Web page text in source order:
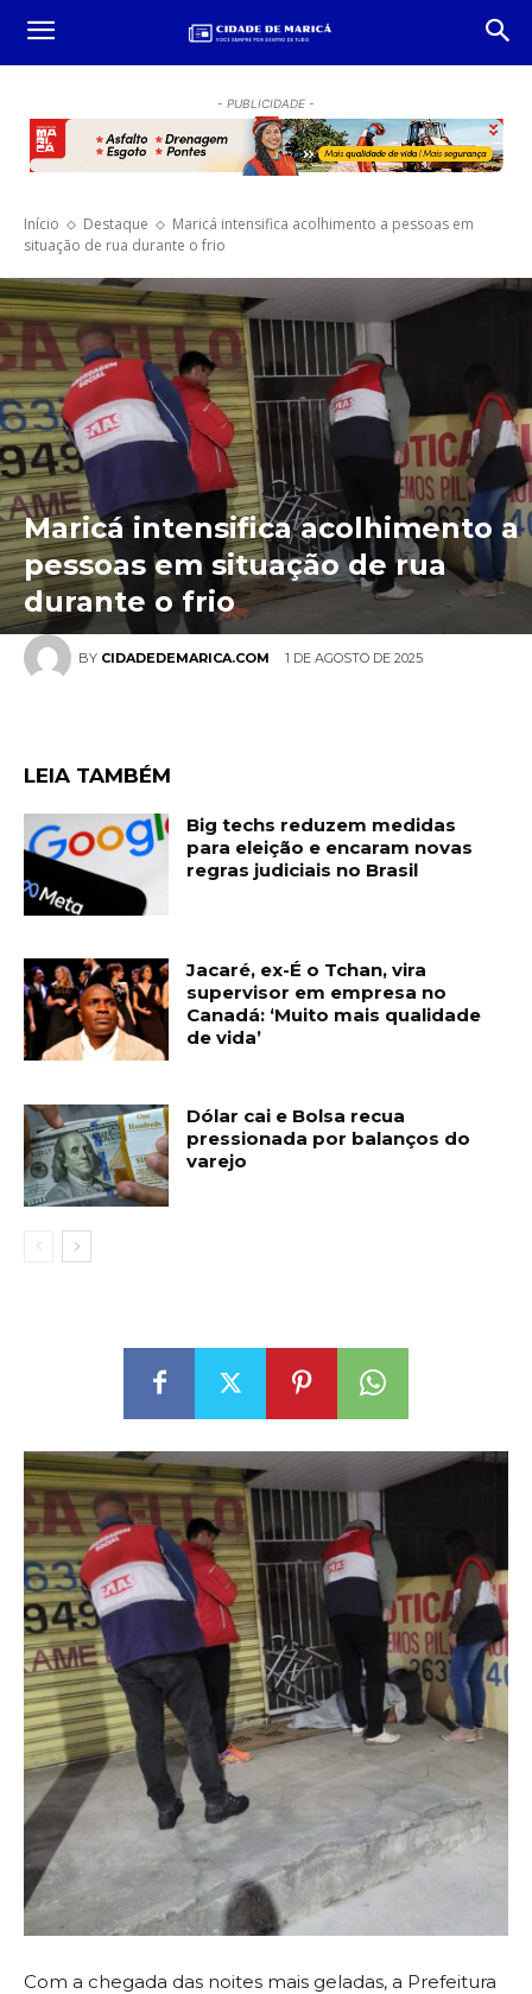
- PUBLICIDADE -
Início Destaque
Maricá intensifica acolhimento a pessoas em
situação de rua durante o frio
BY CIDADEDEMARICA.COM 1 DE AGOSTO DE 2025
Maricá intensifica acolhimento a
pessoas em situação de rua
durante o frio
LEIA TAMBÉM
Big techs reduzem medidas
para eleição e encaram novas
regras judiciais no Brasil
Jacaré, ex-É o Tchan, vira
supervisor em empresa no
Canadá: ‘Muito mais qualidade
de vida’
Dólar cai e Bolsa recua
pressionada por balanços do
varejo
Com a chegada das noites mais geladas, a Prefeitura